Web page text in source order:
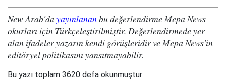
New Arab'da yayınlanan bu değerlendirme Mepa News
okurları için Türkçeleştirilmiştir. Değerlendirmede yer
alan ifadeler yazarın kendi görüşleridir ve Mepa News'in
editöryel politikasını yansıtmayabilir.
Bu yazı toplam 3620 defa okunmuştur